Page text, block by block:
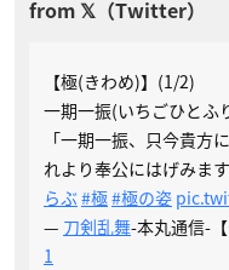
【極(きわめ)】(1/2)
一期一振(いちごひとふ
「一期一振、只今貴方
れより奉公にはげみま
らぶ#極#極の姿
— 刀剣乱舞-本丸通信-
1